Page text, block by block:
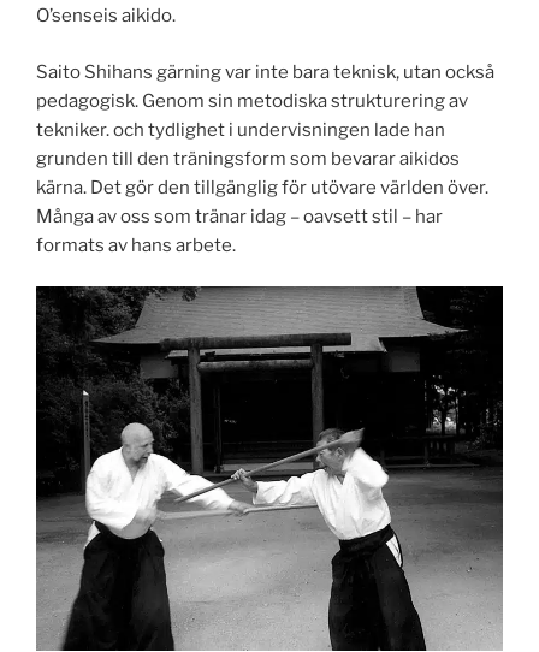
O’senseis aikido.
Saito Shihans gärning var inte bara teknisk, utan också
pedagogisk. Genom sin metodiska strukturering av
tekniker. och tydlighet i undervisningen lade han
grunden till den träningsform som bevarar aikidos
kärna. Det gör den tillgänglig för utövare världen över.
Många av oss som tränar idag – oavsett stil – har
formats av hans arbete.